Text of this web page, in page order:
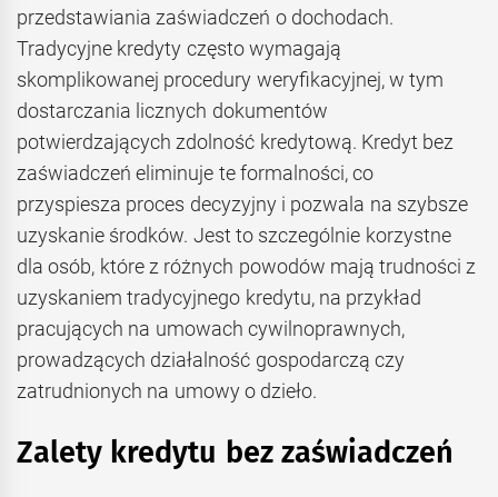
przedstawiania zaświadczeń o dochodach.
Tradycyjne kredyty często wymagają
skomplikowanej procedury weryfikacyjnej, w tym
dostarczania licznych dokumentów
potwierdzających zdolność kredytową. Kredyt bez
zaświadczeń eliminuje te formalności, co
przyspiesza proces decyzyjny i pozwala na szybsze
uzyskanie środków. Jest to szczególnie korzystne
dla osób, które z różnych powodów mają trudności z
uzyskaniem tradycyjnego kredytu, na przykład
pracujących na umowach cywilnoprawnych,
prowadzących działalność gospodarczą czy
zatrudnionych na umowy o dzieło.
Zalety kredytu bez zaświadczeń